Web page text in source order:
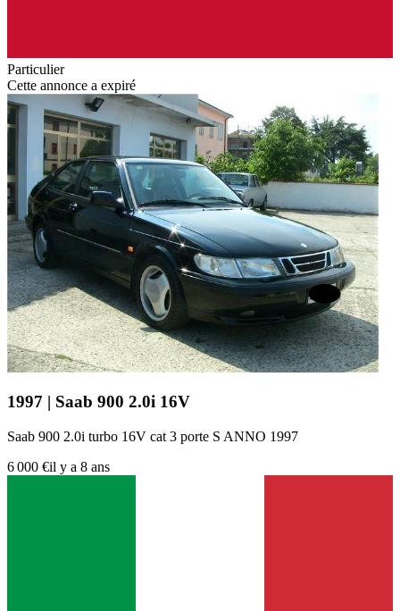
Particulier
Cette annonce a expiré
1997 | Saab 900 2.0i 16V
Saab 900 2.0i turbo 16V cat 3 porte S ANNO 1997
6 000 €il y a 8 ans